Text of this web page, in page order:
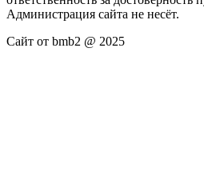
Администрация сайта не несёт.
Сайт от bmb2 @ 2025